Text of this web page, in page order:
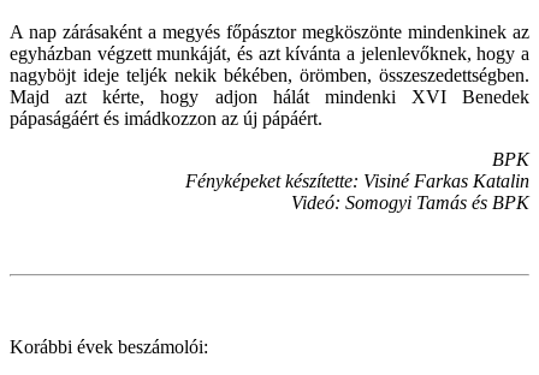
A nap zárásaként a megyés főpásztor megköszönte mindenkinek az
egyházban végzett munkáját, és azt kívánta a jelenlevőknek, hogy a
nagyböjt ideje teljék nekik békében, örömben, összeszedettségben.
Majd azt kérte, hogy adjon hálát mindenki XVI Benedek
pápaságáért és imádkozzon az új pápáért.
BPK
Fényképeket készítette: Visiné Farkas Katalin
Videó: Somogyi Tamás és BPK
Korábbi évek beszámolói: